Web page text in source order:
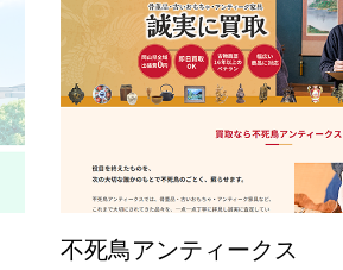
不死鳥アンティークス